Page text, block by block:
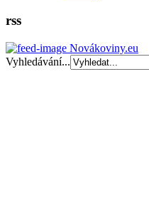
rss
Novákoviny.eu
Vyhledávání...